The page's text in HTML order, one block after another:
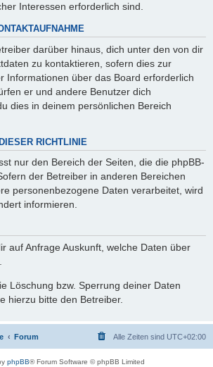
Interessen erforderlich sind.
darüber hinaus, dich unter den von dir
zu kontaktieren, sofern dies zur
Informationen über das Board erforderlich
er und andere Benutzer dich
dies in deinem persönlichen Bereich
RICHTLINIE
nur den Bereich der Seiten, die die phpBB-
der Betreiber in anderen Bereichen
personenbezogene Daten verarbeitet, wird
informieren.
auf Anfrage Auskunft, welche Daten über
Löschung bzw. Sperrung deiner Daten
hierzu bitte den Betreiber.
Forum Alle Zeiten sind UTC+02:00
phpBB® Forum Software © phpBB Limited